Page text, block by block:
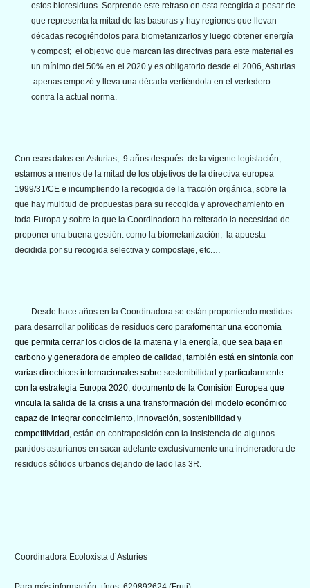
estos bioresiduos. Sorprende este retraso en esta recogida a pesar de
que representa la mitad de las basuras y hay regiones que llevan
décadas recogiéndolos para biometanizarlos y luego obtener energía
y compost; el objetivo que marcan las directivas para este material es
un mínimo del 50% en el 2020 y es obligatorio desde el 2006, Asturias
apenas empezó y lleva una década vertiéndola en el vertedero
contra la actual norma.
Con esos datos en Asturias, 9 años después de la vigente legislación,
estamos a menos de la mitad de los objetivos de la directiva europea
1999/31/CE e incumpliendo la recogida de la fracción orgánica, sobre la
que hay multitud de propuestas para su recogida y aprovechamiento en
toda Europa y sobre la que la Coordinadora ha reiterado la necesidad de
proponer una buena gestión: como la biometanización, la apuesta
decidida por su recogida selectiva y compostaje, etc.…
Desde hace años en la Coordinadora se están proponiendo medidas
para desarrollar políticas de residuos cero parafomentar una economía
que permita cerrar los ciclos de la materia y la energía, que sea baja en
carbono y generadora de empleo de calidad , también está en sintonía con
varias directrices internacionales sobre sostenibilidad y particularmente
con la estrategia Europa 2020, documento de la Comisión Europea que
vincula la salida de la crisis a una transformación del modelo económico
capaz de integrar conocimiento, innovación, sostenibilidad y
competitividad , están en contraposición con la insistencia de algunos
partidos asturianos en sacar adelante exclusivamente una incineradora de
residuos sólidos urbanos dejando de lado las 3R.
Coordinadora Ecoloxista d’Asturies